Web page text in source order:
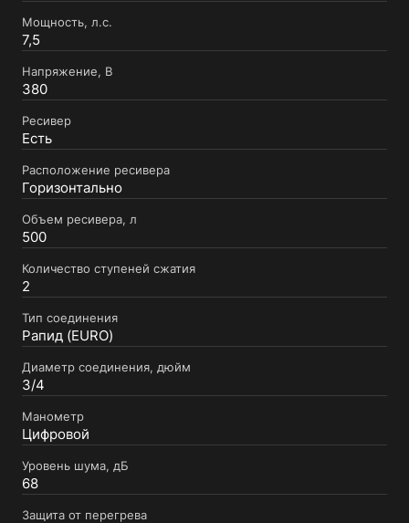
Мощность, л.с.
7,5
Напряжение, В
380
Ресивер
Есть
Расположение ресивера
Горизонтально
Объем ресивера, л
500
Количество ступеней сжатия
2
Тип соединения
Рапид (EURO)
Диаметр соединения, дюйм
3/4
Манометр
Цифровой
Уровень шума, дБ
68
Защита от перегрева